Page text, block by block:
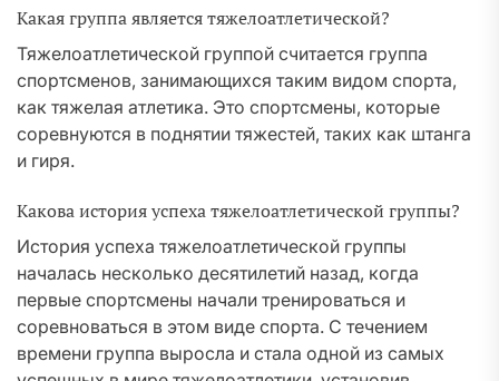
Какая группа является тяжелоатлетической?
Тяжелоатлетической группой считается группа
спортсменов, занимающихся таким видом спорта,
как тяжелая атлетика. Это спортсмены, которые
соревнуются в поднятии тяжестей, таких как штанга
и гиря.
Какова история успеха тяжелоатлетической группы?
История успеха тяжелоатлетической группы
началась несколько десятилетий назад, когда
первые спортсмены начали тренироваться и
соревноваться в этом виде спорта. С течением
времени группа выросла и стала одной из самых